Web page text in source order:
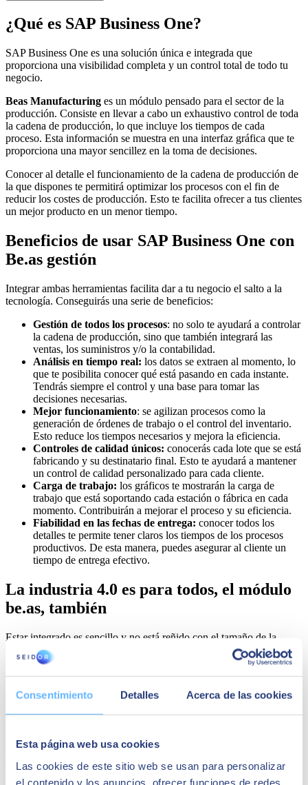
Consentimiento Detalles Acerca de las cookies
Esta página web usa cookies
Las cookies de este sitio web se usan para personalizar
el contenido y los anuncios, ofrecer funciones de redes
¿Qué es SAP Business One?
SAP Business One es una solución única e integrada que
proporciona una visibilidad completa y un control total de todo tu
negocio.
Beas Manufacturing es un módulo pensado para el sector de la
producción. Consiste en llevar a cabo un exhaustivo control de toda
la cadena de producción, lo que incluye los tiempos de cada
proceso. Esta información se muestra en una interfaz gráfica que te
proporciona una mayor sencillez en la toma de decisiones.
Conocer al detalle el funcionamiento de la cadena de producción de
la que dispones te permitirá optimizar los procesos con el fin de
reducir los costes de producción. Esto te facilita ofrecer a tus clientes
un mejor producto en un menor tiempo.
Beneficios de usar SAP Business One con
Be.as gestión
Integrar ambas herramientas facilita dar a tu negocio el salto a la
tecnología. Conseguirás una serie de beneficios:
Gestión de todos los procesos: no solo te ayudará a controlar
la cadena de producción, sino que también integrará las
ventas, los suministros y/o la contabilidad.
Análisis en tiempo real: los datos se extraen al momento, lo
que te posibilita conocer qué está pasando en cada instante.
Tendrás siempre el control y una base para tomar las
decisiones necesarias.
Mejor funcionamiento: se agilizan procesos como la
generación de órdenes de trabajo o el control del inventario.
Esto reduce los tiempos necesarios y mejora la eficiencia.
Controles de calidad únicos: conocerás cada lote que se está
fabricando y su destinatario final. Esto te ayudará a mantener
un control de calidad personalizado para cada cliente.
Carga de trabajo: los gráficos te mostrarán la carga de
trabajo que está soportando cada estación o fábrica en cada
momento. Contribuirán a mejorar el proceso y su eficiencia.
Fiabilidad en las fechas de entrega: conocer todos los
detalles te permite tener claros los tiempos de los procesos
productivos. De esta manera, puedes asegurar al cliente un
tiempo de entrega efectivo.
La industria 4.0 es para todos, el módulo
be.as, también
Estar integrado es sencillo y no está reñido con el tamaño de la
empresa. Hoy en día, existen soluciones tecnológicaspensadas
para cualquier negocio,
independientemente del sector en el que
desarrolle su actividad.
El módulo Beas, que se integra en el ERP SAP Business One,te
eficiencia y rentabilidad,ofreciendo nuevas experiencias a los
clientes y generando mayores corrientes de valor.